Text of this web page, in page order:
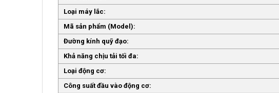
Loại máy lắc:
Mã sản phẩm (Model):
Đường kính quỹ đạo:
Khả năng chịu tải tối đa:
Loại động cơ:
Công suất đầu vào động cơ: